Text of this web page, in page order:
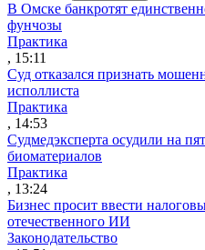
В Омске банкротят
фунчозы
Практика
, 15:11
Суд отказался признать
исполлиста
Практика
, 14:53
Судмедэксперта осудили на
биоматериалов
Практика
, 13:24
Бизнес просит ввести
отечественного ИИ
Законодательство